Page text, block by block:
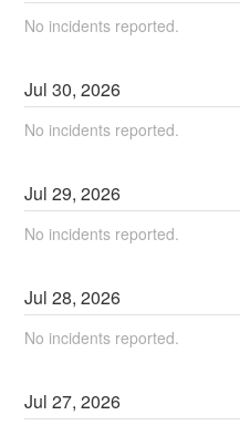
No incidents reported.
Jul30,2026
No incidents reported.
Jul29,2026
No incidents reported.
Jul28,2026
No incidents reported.
Jul27,2026